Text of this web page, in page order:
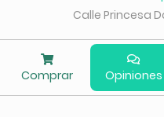
Calle Princesa
Comprar Opiniones